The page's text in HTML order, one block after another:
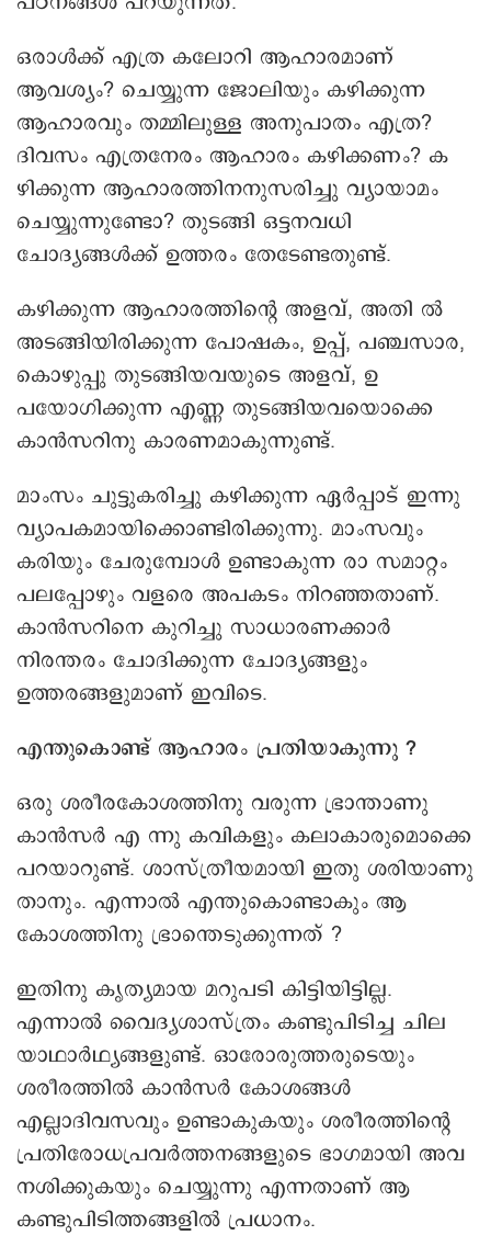
ഒരാൾക്ക് എത്ര കലോറി ആഹാരമാണ്
ആവശ്യം? ചെയ്യുന്ന ജോലിയും കഴിക്കുന്ന
ആഹാരവും തമ്മിലുള്ള അനുപാതം എത്ര?
ദിവസം എത്രനേരം ആഹാരം കഴിക്കണം? ക
ഴിക്കുന്ന ആഹാരത്തിനനുസരിച്ചു വ്യായാമം
ചെയ്യുന്നുണ്ടോ? തുടങ്ങി ഒട്ടനവധി
ചോദ്യങ്ങൾക്ക് ഉത്തരം തേടേണ്ടതുണ്ട്.
കഴിക്കുന്ന ആഹാരത്തിന്റെ അളവ്, അതി ൽ
അടങ്ങിയിരിക്കുന്ന പോഷകം, ഉപ്പ്, പഞ്ചസാര,
കൊഴുപ്പു തുടങ്ങിയവയുടെ അളവ്, ഉ
പയോഗിക്കുന്ന എണ്ണ തുടങ്ങിയവയൊക്കെ
കാൻസറിനു കാരണമാകുന്നുണ്ട്.
മാംസം ചുട്ടുകരിച്ചു കഴിക്കുന്ന ഏർപ്പാട് ഇന്നു
വ്യാപകമായിക്കൊണ്ടിരിക്കുന്നു. മാംസവും
കരിയും ചേരുമ്പോൾ ഉണ്ടാകുന്ന രാ സമാറ്റം
പലപ്പോഴും വളരെ അപകടം നിറഞ്ഞതാണ്.
കാൻസറിനെ കുറിച്ചു സാധാരണക്കാർ
നിരന്തരം ചോദിക്കുന്ന ചോദ്യങ്ങളും
ഉത്തരങ്ങളുമാണ് ഇവിടെ.
എന്തുകൊണ്ട് ആഹാരം പ്രതിയാകുന്നു ?
ഒരു ശരീരകോശത്തിനു വരുന്ന ഭ്രാന്താണു
കാൻസർ എ ന്നു കവികളും കലാകാരുമൊക്കെ
പറയാറുണ്ട്. ശാസ്ത്രീയമായി ഇതു ശരിയാണു
താനും. എന്നാൽ എന്തുകൊണ്ടാകും ആ
കോശത്തിനു ഭ്രാന്തെടുക്കുന്നത് ?
ഇതിനു കൃത്യമായ മറുപടി കിട്ടിയിട്ടില്ല.
എന്നാൽ വൈദ്യശാസ്ത്രം കണ്ടുപിടിച്ച ചില
യാഥാർഥ്യങ്ങളുണ്ട്. ഓരോരുത്തരുടെയും
ശരീരത്തിൽ കാൻസർ കോശങ്ങൾ
എല്ലാദിവസവും ഉണ്ടാകുകയും ശരീരത്തിന്റെ
പ്രതിരോധപ്രവർത്തനങ്ങളുടെ ഭാഗമായി അവ
നശിക്കുകയും ചെയ്യുന്നു എന്നതാണ് ആ
കണ്ടുപിടിത്തങ്ങളിൽ പ്രധാനം.